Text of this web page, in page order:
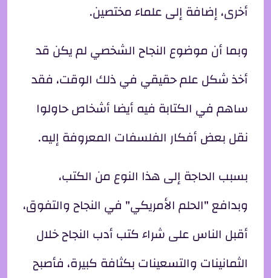
أخرى، إضافة إلى علماء مختصين.
وبما أن موضوع النجاح الشخصي لم يكن قد
أخذ شكل علم حقيقي في ذلك الوقت، فقد
ساهم في الكتابة فيه أيضا أشخاص حاولوا
نقل بعض أفكار الفلسفات المعروفة إليه.
بسبب الحاجة إلى هذا النوع من الكتب،
وبدافع "الحلم الأمريكي" في النجاح والتفوق،
أقبل الناس على شراء كتب أدب النجاح خلال
الثمانينات والتسعينات بكثافة كبيرة، فأصبح